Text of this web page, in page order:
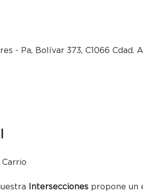
- Pa, Bolívar 373, C1066 Cdad.
Intersecciones propone un